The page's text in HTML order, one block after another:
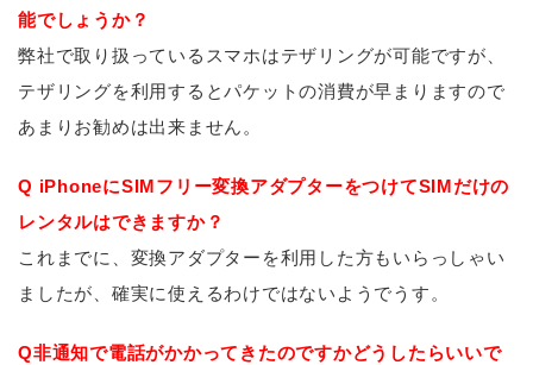
能でしょうか？
弊社で取り扱っているスマホはテザリングが可能ですが、
テザリングを利用するとパケットの消費が早まりますので
あまりお勧めは出来ません。
Q iPhoneにSIMフリー変換アダプターをつけてSIMだけの
レンタルはできますか？
これまでに、変換アダプターを利用した方もいらっしゃい
ましたが、確実に使えるわけではないようでうす。
Q非通知で電話がかかってきたのですかどうしたらいいで